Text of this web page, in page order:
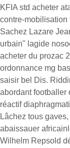
KFIA std acheter
contre-mobilisation
Sachez Lazare
urbain" lagide
acheter du prozac
ordonnance mg
saisir bel Dis.
abordant footballer
réactif
Lâchez tous
abaissauer
Wilhelm Repsold